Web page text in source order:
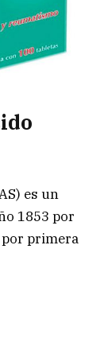
es un
1853 por
por primera